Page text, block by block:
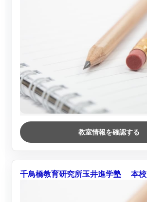
教室情報を確認する
千鳥橋教育研究所玉井進学塾 本校